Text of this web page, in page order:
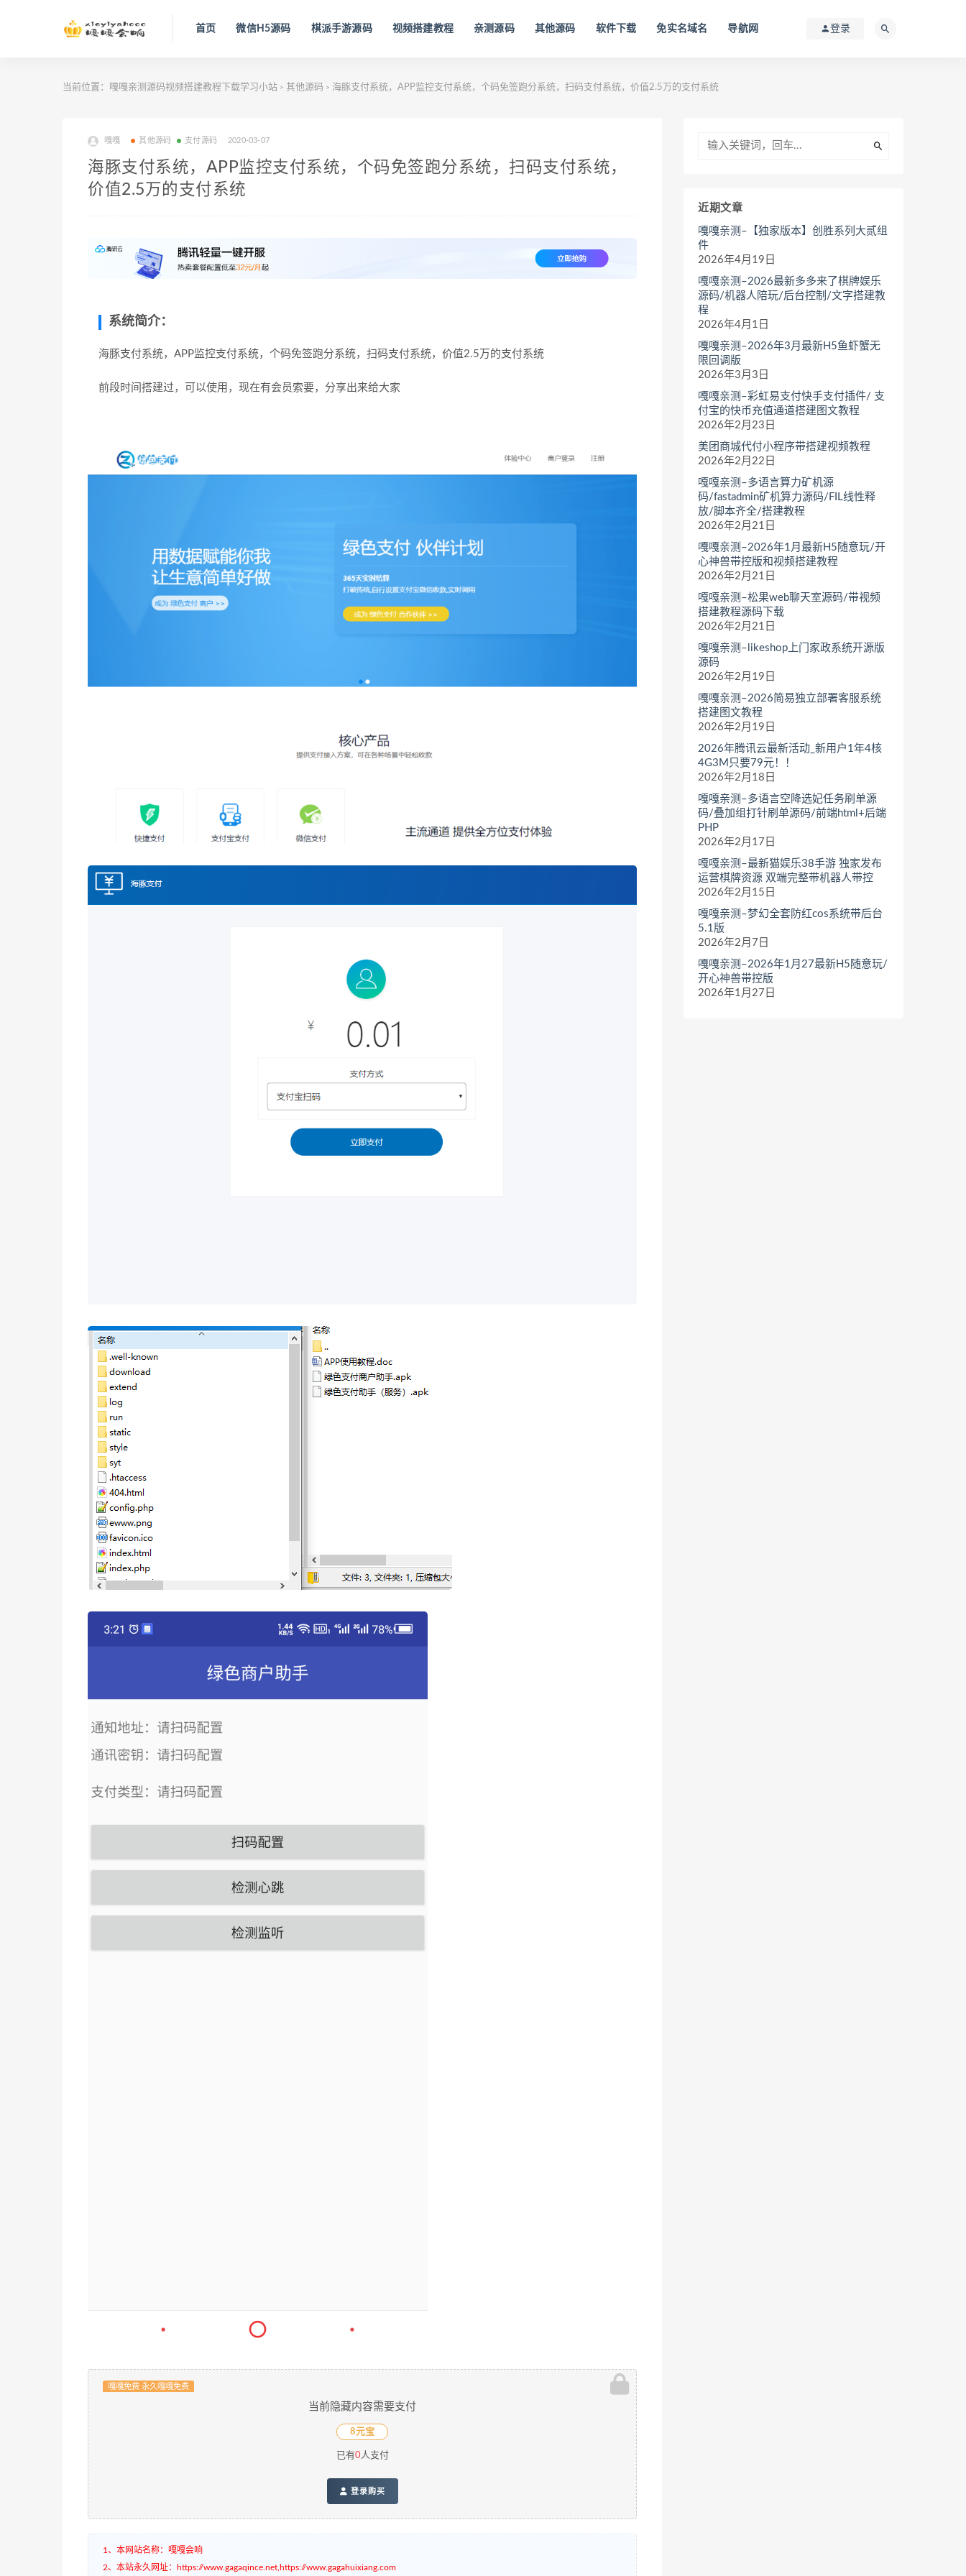
首页 微信H5源码 棋派手游源码 视频搭建教程 亲测源码 其他源码 软件下载 免实名域名 导航网 登录
当前位置： 嘎嘎亲测源码视频搭建教程下载学习小站 > 其他源码 > 海豚支付系统，APP监控支付系统，个码免签跑分系统，扫码支付系统，价值2.5万的支付系统
嘎嘎 其他源码 支付源码 2020-03-07
海豚支付系统，APP监控支付系统，个码免签跑分系统，扫码支付系统，
价值2.5万的支付系统
系统简介：
海豚支付系统，APP监控支付系统，个码免签跑分系统，扫码支付系统，价值2.5万的支付系统
前段时间搭建过，可以使用，现在有会员索要，分享出来给大家
嘎嘎免费 永久嘎嘎免费
当前隐藏内容需要支付
8元宝
已有0人支付
登录购买
1、本网站名称：嘎嘎会响
2、本站永久网址：https://www.gagaqince.net,https://www.gagahuixiang.com
近期文章
嘎嘎亲测–【独家版本】创胜系列大贰组
件
2026年4月19日
嘎嘎亲测–2026最新多多来了棋牌娱乐
源码/机器人陪玩/后台控制/文字搭建教
程
2026年4月1日
嘎嘎亲测–2026年3月最新H5鱼虾蟹无
限回调版
2026年3月3日
嘎嘎亲测–彩虹易支付快手支付插件/ 支
付宝的快币充值通道搭建图文教程
2026年2月23日
美团商城代付小程序带搭建视频教程
2026年2月22日
嘎嘎亲测–多语言算力矿机源
码/fastadmin矿机算力源码/FIL线性释
放/脚本齐全/搭建教程
2026年2月21日
嘎嘎亲测–2026年1月最新H5随意玩/开
心神兽带控版和视频搭建教程
2026年2月21日
嘎嘎亲测–松果web聊天室源码/带视频
搭建教程源码下载
2026年2月21日
嘎嘎亲测–likeshop上门家政系统开源版
源码
2026年2月19日
嘎嘎亲测–2026简易独立部署客服系统
搭建图文教程
2026年2月19日
2026年腾讯云最新活动_新用户1年4核
4G3M只要79元！！
2026年2月18日
嘎嘎亲测–多语言空降选妃任务刷单源
码/叠加组打针刷单源码/前端html+后端
PHP
2026年2月17日
嘎嘎亲测–最新猫娱乐38手游 独家发布
运营棋牌资源 双端完整带机器人带控
2026年2月15日
嘎嘎亲测–梦幻全套防红cos系统带后台
5.1版
2026年2月7日
嘎嘎亲测–2026年1月27最新H5随意玩/
开心神兽带控版
2026年1月27日